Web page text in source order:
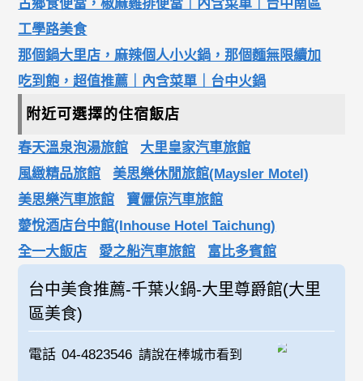
古鄉食便當，椒麻雞排便當｜內含菜單｜台中南區
工學路美食
那個鍋大里店，麻辣個人小火鍋，那個麵無限續加
吃到飽，超值推薦｜內含菜單｜台中火鍋
附近可選擇的住宿飯店
春天溫泉泡湯旅館
大里皇家汽車旅館
風緻精品旅館
美思樂休閒旅館(Maysler Motel)
美思樂汽車旅館
寶儷倞汽車旅館
薆悅酒店台中館(Inhouse Hotel Taichung)
全一大飯店
愛之船汽車旅館 富比多賓館
台中美食推薦-千葉火鍋-大里尊爵館(大里
區美食)
電話 04-4823546 請說在棒城市看到